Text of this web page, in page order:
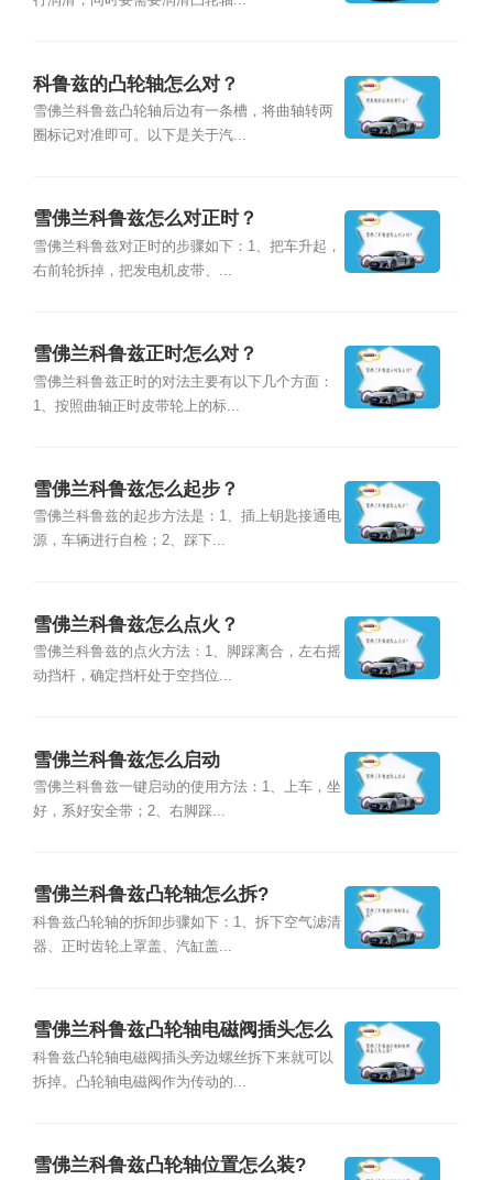
科鲁兹的凸轮轴怎么对？
雪佛兰科鲁兹凸轮轴后边有一条槽，将曲轴转两
圈标记对准即可。以下是关于汽...
雪佛兰科鲁兹怎么对正时？
雪佛兰科鲁兹对正时的步骤如下：1、把车升起，
右前轮拆掉，把发电机皮带、...
雪佛兰科鲁兹正时怎么对？
雪佛兰科鲁兹正时的对法主要有以下几个方面：
1、按照曲轴正时皮带轮上的标...
雪佛兰科鲁兹怎么起步？
雪佛兰科鲁兹的起步方法是：1、插上钥匙接通电
源，车辆进行自检；2、踩下...
雪佛兰科鲁兹怎么点火？
雪佛兰科鲁兹的点火方法：1、脚踩离合，左右摇
动挡杆，确定挡杆处于空挡位...
雪佛兰科鲁兹怎么启动
雪佛兰科鲁兹一键启动的使用方法：1、上车，坐
好，系好安全带；2、右脚踩...
雪佛兰科鲁兹凸轮轴怎么拆?
科鲁兹凸轮轴的拆卸步骤如下：1、拆下空气滤清
器、正时齿轮上罩盖、汽缸盖...
雪佛兰科鲁兹凸轮轴电磁阀插头怎么
拔?
科鲁兹凸轮轴电磁阀插头旁边螺丝拆下来就可以
拆掉。凸轮轴电磁阀作为传动的...
雪佛兰科鲁兹凸轮轴位置怎么装?